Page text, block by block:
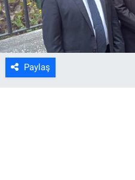
Paylaş